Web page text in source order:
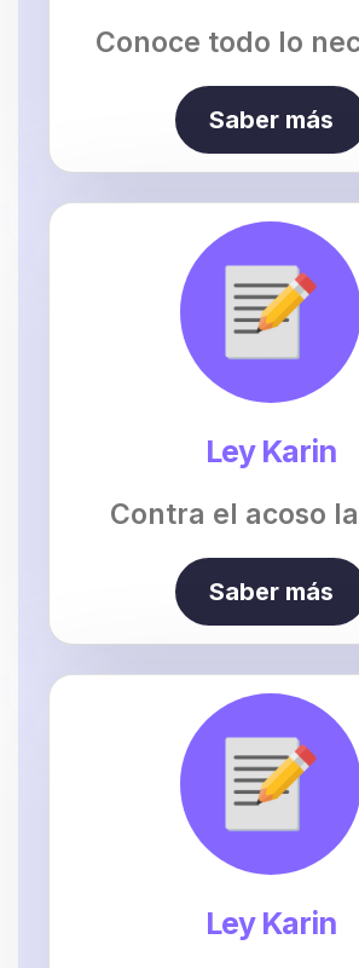
Conoce todo lo
Saber más
Ley Karin
Contra el acoso
Saber más
Ley Karin